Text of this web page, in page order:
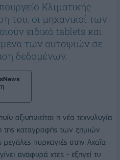
Κλιματικής
του, οι μηχανικοί των
ειδικά tablets και
των αυτοψιών σε
δεδομένων.
αξιοποιείται η νέα τεχνολογία
της καταγραφής των ζημιών
μεγάλες πυρκαγιές στην Αχαΐα -
αναφορά χτες - εξηγεί το